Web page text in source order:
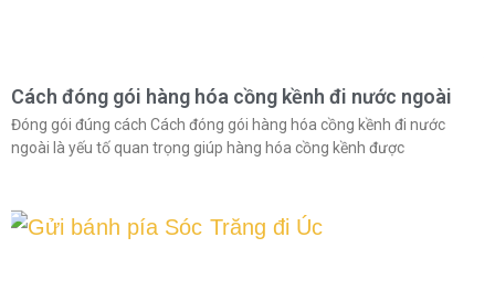
Cách đóng gói hàng hóa cồng kềnh đi nước ngoài
Đóng gói đúng cách Cách đóng gói hàng hóa cồng kềnh đi nước
ngoài là yếu tố quan trọng giúp hàng hóa cồng kềnh được